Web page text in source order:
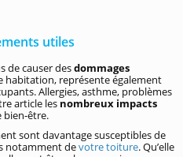
utiles
de causer desdommages
habitation, représente également
Allergies, asthme, problèmes
article les nombreux impacts
bien-être.
sont davantage susceptibles de
notamment devotre toiture. Qu’elle